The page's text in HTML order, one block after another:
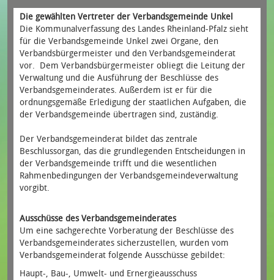
Die gewählten Vertreter der Verbandsgemeinde Unkel
Die Kommunalverfassung des Landes Rheinland-Pfalz sieht
für die Verbandsgemeinde Unkel zwei Organe, den
Verbandsbürgermeister und den Verbandsgemeinderat
vor. Dem Verbandsbürgermeister obliegt die Leitung der
Verwaltung und die Ausführung der Beschlüsse des
Verbandsgemeinderates. Außerdem ist er für die
ordnungsgemäße Erledigung der staatlichen Aufgaben, die
der Verbandsgemeinde übertragen sind, zuständig.
Der Verbandsgemeinderat bildet das zentrale
Beschlussorgan, das die grundlegenden Entscheidungen in
der Verbandsgemeinde trifft und die wesentlichen
Rahmenbedingungen der Verbandsgemeindeverwaltung
vorgibt.
Ausschüsse des Verbandsgemeinderates
Um eine sachgerechte Vorberatung der Beschlüsse des
Verbandsgemeinderates sicherzustellen, wurden vom
Verbandsgemeinderat folgende Ausschüsse gebildet:
Haupt-, Bau-, Umwelt- und Ernergieausschuss